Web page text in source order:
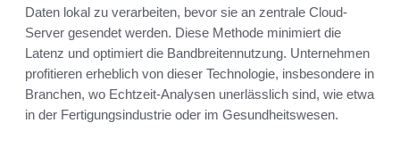
Daten lokal zu verarbeiten, bevor sie an zentrale Cloud-
Server gesendet werden. Diese Methode minimiert die
Latenz und optimiert die Bandbreitennutzung. Unternehmen
profitieren erheblich von dieser Technologie, insbesondere in
Branchen, wo Echtzeit-Analysen unerlässlich sind, wie etwa
in der Fertigungsindustrie oder im Gesundheitswesen.